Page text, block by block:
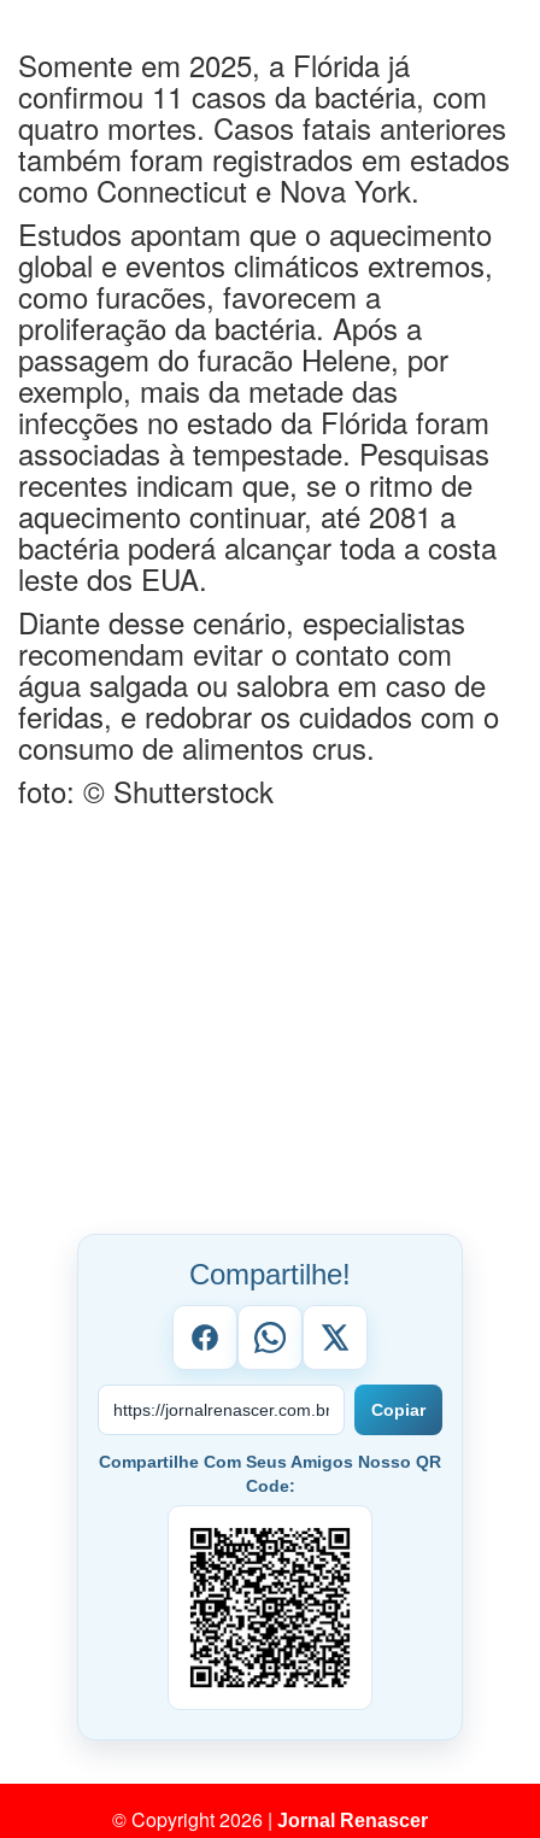
Somente em 2025, a Flórida já
confirmou 11 casos da bactéria, com
quatro mortes. Casos fatais anteriores
também foram registrados em estados
como Connecticut e Nova York.
Estudos apontam que o aquecimento
global e eventos climáticos extremos,
como furacões, favorecem a
proliferação da bactéria. Após a
passagem do furacão Helene, por
exemplo, mais da metade das
infecções no estado da Flórida foram
associadas à tempestade. Pesquisas
recentes indicam que, se o ritmo de
aquecimento continuar, até 2081 a
bactéria poderá alcançar toda a costa
leste dos EUA.
Diante desse cenário, especialistas
recomendam evitar o contato com
água salgada ou salobra em caso de
feridas, e redobrar os cuidados com o
consumo de alimentos crus.
foto: © Shutterstock
Compartilhe!
Copiar
Compartilhe Com Seus Amigos Nosso QR
Code:
© Copyright 2026 | Jornal Renascer